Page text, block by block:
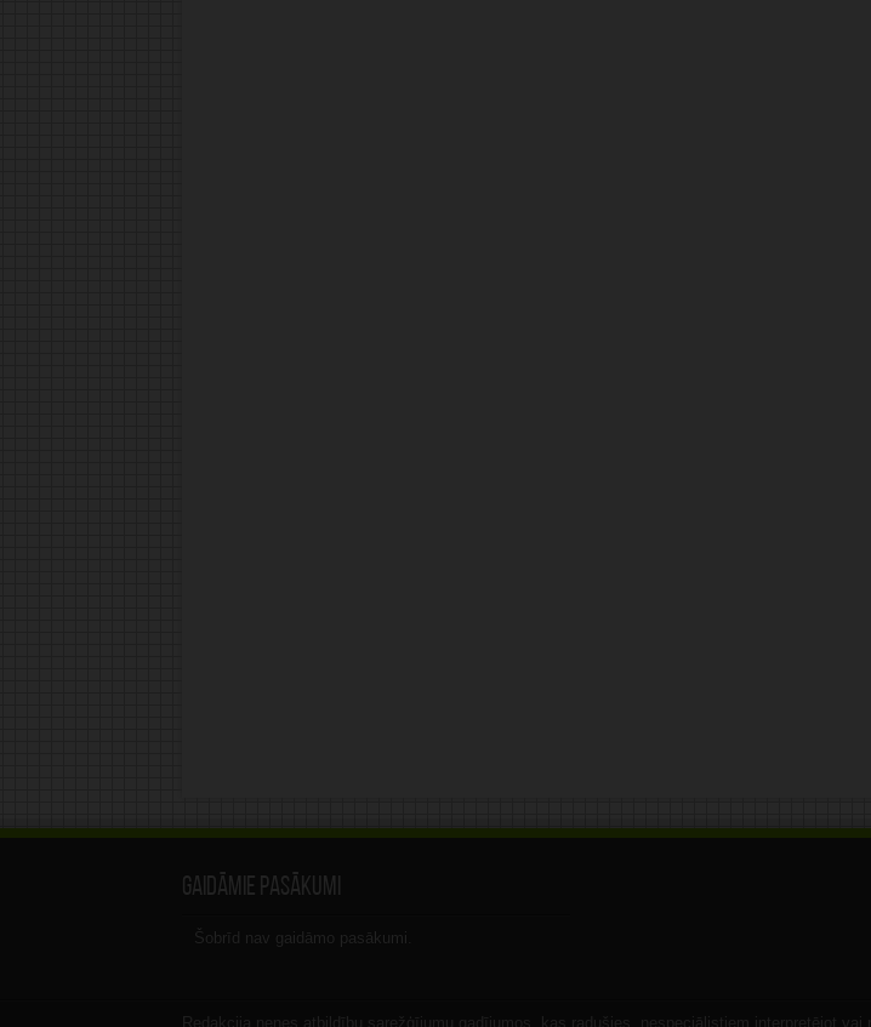
Gaidāmie pasākumi
Šobrīd nav gaidāmo pasākumi.
Redakcija nenes atbildību sarežģījumu gadījumos, kas radušies, nespeciālistiem interpretējot vai